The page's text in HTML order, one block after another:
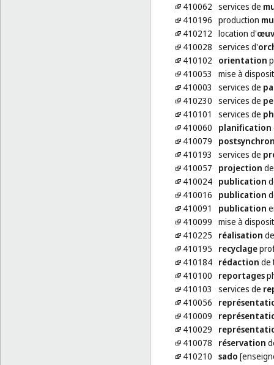
410062 services de
410196 production
410212 location d'
410028 services d'
410102
orientation
410053
mise à
410003
services de
410230 services de
410101
services de
410060
planification
410079
410193
services de
410057
projection
410024 publication
410016
publication
410091
publication
410099 mise à
410225
réalisation
410195
recyclage
410184 rédaction de
410100
reportages
410103
services de
410056
410009
410029
410078
réservation
410210 sado